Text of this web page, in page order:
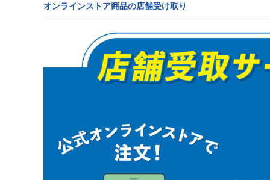
オンラインストア商品の店舗受け取り